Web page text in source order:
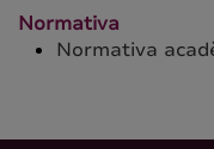
Normativa
Normativa